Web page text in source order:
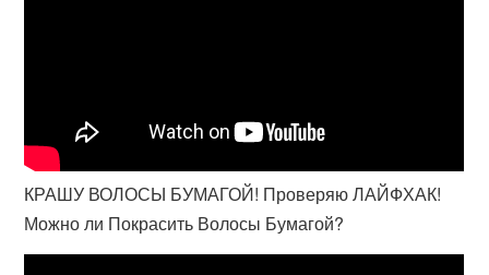
КРАШУ ВОЛОСЫ БУМАГОЙ! Проверяю ЛАЙФХАК!
Можно ли Покрасить Волосы Бумагой?